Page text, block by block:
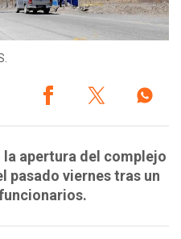
apertura del complejo
pasado viernes tras un